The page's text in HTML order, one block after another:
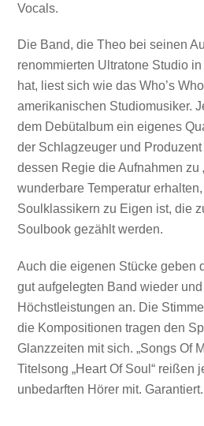
Vocals.
Die Band, die Theo bei seinen
renommierten Ultratone Studio
hat, liest sich wie das Who’s
amerikanischen Studiomusiker.
dem Debütalbum ein eigenes
der Schlagzeuger und
dessen Regie die Aufnahmen zu
wunderbare Temperatur
Soulklassikern zu Eigen ist, die
Soulbook gezählt werden.
Auch die eigenen Stücke geben
gut aufgelegten Band wieder
Höchstleistungen an. Die
die Kompositionen tragen den
Glanzzeiten mit sich. „Songs Of
Titelsong „Heart Of Soul“ reißen
unbedarften Hörer mit. Garantiert.